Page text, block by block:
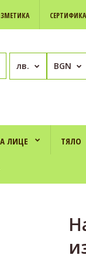
лв. BGN
ЛИЦЕ ТЯЛО